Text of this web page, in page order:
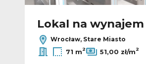
Lokal na wynajem
Wrocław, Stare Miasto
71 m2 51,00 zł/m2